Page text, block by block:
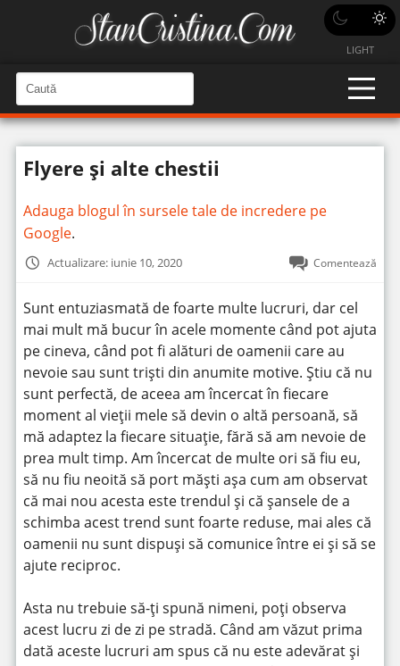
LIGHT
a
u
t
n
C
a
u
î
n
t
Flyere și alte chestii
Adauga blogul în sursele tale de incredere pe
Google.
Actualizare: iunie 10, 2020 Comentează
Sunt entuziasmată de foarte multe lucruri, dar cel
mai mult mă bucur în acele momente când pot ajuta
pe cineva, când pot fi alături de oamenii care au
nevoie sau sunt triști din anumite motive. Știu că nu
sunt perfectă, de aceea am încercat în fiecare
moment al vieții mele să devin o altă persoană, să
mă adaptez la fiecare situație, fără să am nevoie de
prea mult timp. Am încercat de multe ori să fiu eu,
să nu fiu neoită să port măști așa cum am observat
că mai nou acesta este trendul și că șansele de a
schimba acest trend sunt foarte reduse, mai ales că
oamenii nu sunt dispuși să comunice între ei și să se
ajute reciproc.
Asta nu trebuie să-ți spună nimeni, poți observa
acest lucru zi de zi pe stradă. Când am văzut prima
dată aceste lucruri am spus că nu este adevărat și